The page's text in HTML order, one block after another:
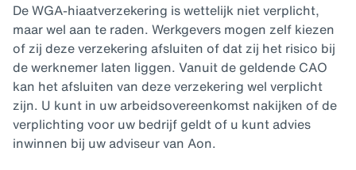
De WGA-hiaatverzekering is wettelijk niet verplicht,
maar wel aan te raden. Werkgevers mogen zelf kiezen
of zij deze verzekering afsluiten of dat zij het risico bij
de werknemer laten liggen. Vanuit de geldende CAO
kan het afsluiten van deze verzekering wel verplicht
zijn. U kunt in uw arbeidsovereenkomst nakijken of de
verplichting voor uw bedrijf geldt of u kunt advies
inwinnen bij uw adviseur van Aon.